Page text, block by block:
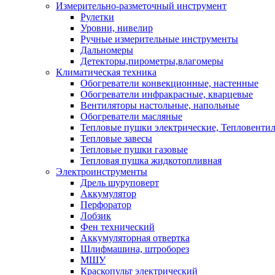
Измерительно-разметочный инструмент
Рулетки
Уровни, нивелир
Ручные измерительные инструменты
Дальномеры
Детекторы,пирометры,влагомеры
Климатическая техника
Обогреватели конвекционные, настенные
Обогреватели инфракрасные, кварцевые
Вентиляторы настольные, напольные
Обогреватели масляные
Тепловые пушки электрические,
Тепловые завесы
Тепловые пушки газовые
Тепловая пушка жидкотопливная
Электроинструменты
Дрель шуруповерт
Аккумулятор
Перфоратор
Лобзик
Фен технический
Аккумуляторная отвертка
Шлифмашина, штроборез
МШУ
Краскопульт электрический